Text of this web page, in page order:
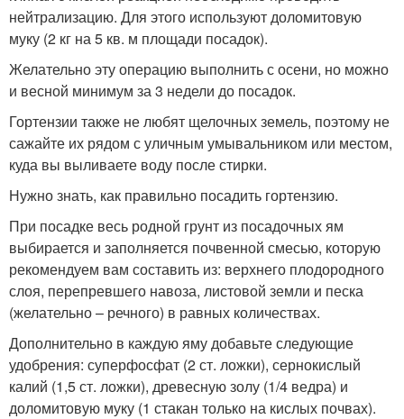
нейтрализацию. Для этого используют доломитовую
муку (2 кг на 5 кв. м площади посадок).
Желательно эту операцию выполнить с осени, но можно
и весной минимум за 3 недели до посадок.
Гортензии также не любят щелочных земель, поэтому не
сажайте их рядом с уличным умывальником или местом,
куда вы выливаете воду после стирки.
Нужно знать, как правильно посадить гортензию.
При посадке весь родной грунт из посадочных ям
выбирается и заполняется почвенной смесью, которую
рекомендуем вам составить из: верхнего плодородного
слоя, перепревшего навоза, листовой земли и песка
(желательно – речного) в равных количествах.
Дополнительно в каждую яму добавьте следующие
удобрения: суперфосфат (2 ст. ложки), сернокислый
калий (1,5 ст. ложки), древесную золу (1/4 ведра) и
доломитовую муку (1 стакан только на кислых почвах).